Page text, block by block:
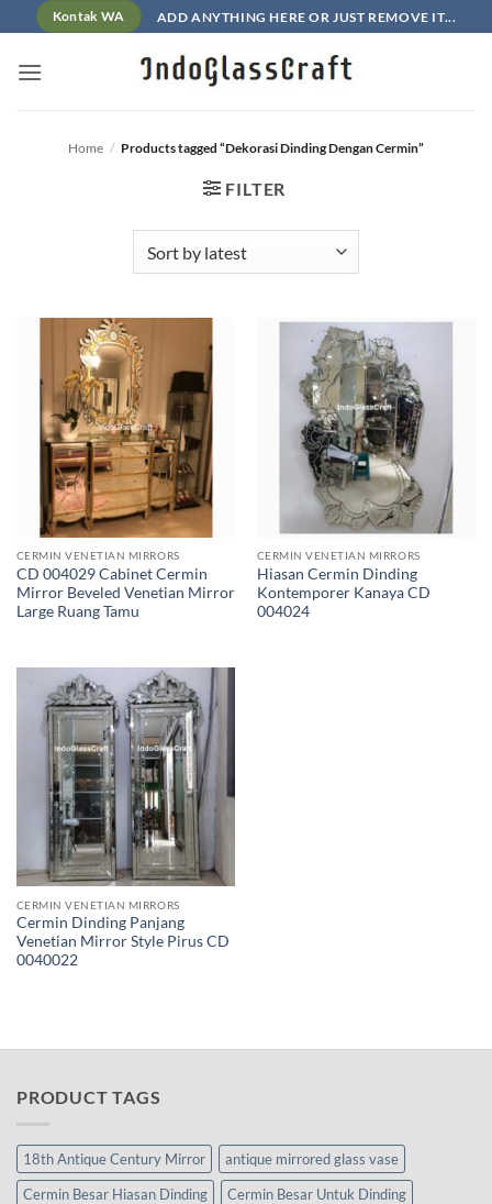
to
content
Kontak WA ADD ANYTHING HERE OR JUST REMOVE IT...
Home / Products tagged “Dekorasi Dinding Dengan Cermin”
FILTER
CERMIN VENETIAN MIRRORS
CD 004029 Cabinet Cermin
Mirror Beveled Venetian Mirror
Large Ruang Tamu
CERMIN VENETIAN MIRRORS
Hiasan Cermin Dinding
Kontemporer Kanaya CD
004024
CERMIN VENETIAN MIRRORS
Cermin Dinding Panjang
Venetian Mirror Style Pirus CD
0040022
PRODUCT TAGS
18th Antique Century Mirror
antique mirrored glass vase
Cermin Besar Hiasan Dinding
Cermin Besar Untuk Dinding